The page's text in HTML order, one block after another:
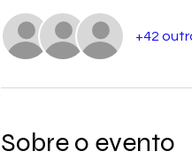
+42
Sobre o evento